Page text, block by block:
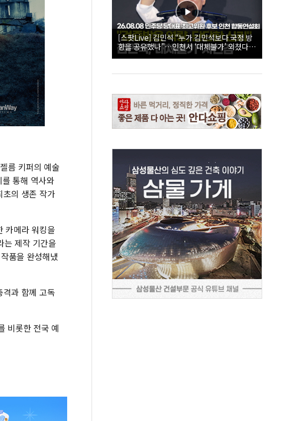
름 키퍼의 예술
통해 역사와
초의 생존 작가
카메라 워킹을
는 제작 기간을
품을 완성해냈
과 함께 고독
비롯한 전국 예
[스팟Live] 김민석 “누가 김민석보다 국정 방
향을 공유했나”…인천서 ‘대체불가’ 외쳤다 |
26.08.08 더불어민주당 당대표·최고위원 후